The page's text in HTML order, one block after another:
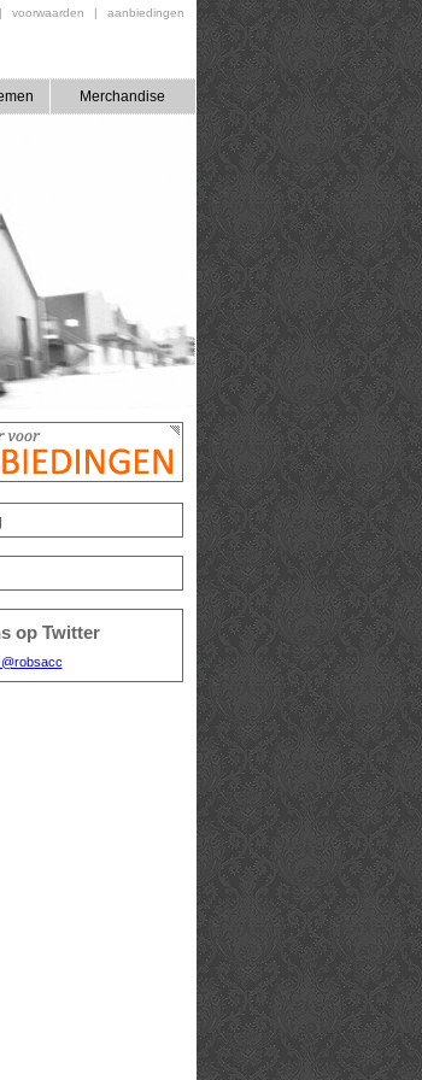
| voorwaarden | aanbiedingen
Merchandise
op Twitter